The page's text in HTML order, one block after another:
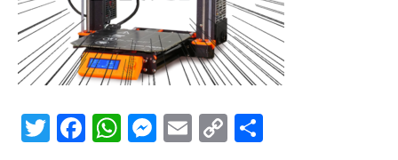
Twitter
Facebook
WhatsApp
Messenger
Email
Copy